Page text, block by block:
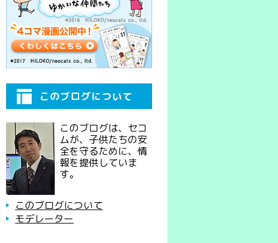
このブログについて
このブログは、セコ
ムが、子供たちの安
全を守るために、情
報を提供していま
す。
このブログについて
モデレーター